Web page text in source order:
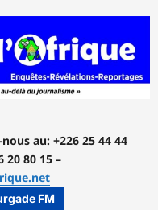
au: +226 25 44 44
20 80 15 –
FM